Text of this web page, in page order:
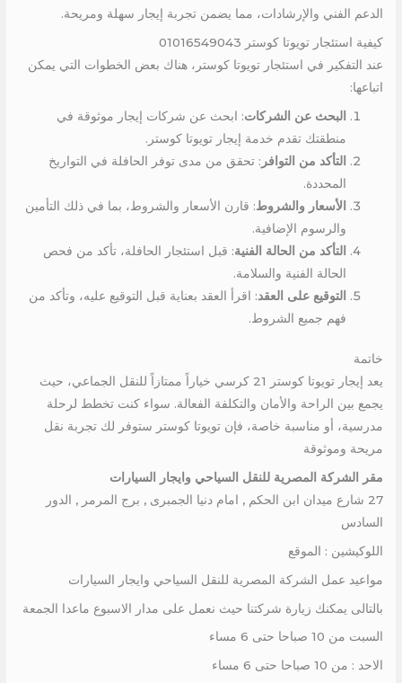
الدعم الفني والإرشادات، مما يضمن تجربة إيجار سهلة ومريحة.
كيفية استئجار تويوتا كوستر 01016549043
عند التفكير في استئجار تويوتا كوستر، هناك بعض الخطوات التي يمكن
اتباعها:
البحث عن الشركات: ابحث عن شركات إيجار موثوقة في
منطقتك تقدم خدمة إيجار تويوتا كوستر.
التأكد من التوافر : تحقق من مدى توفر الحافلة في التواريخ
المحددة.
الأسعار والشروط: قارن الأسعار والشروط، بما في ذلك التأمين
والرسوم الإضافية.
التأكد من الحالة الفنية: قبل استئجار الحافلة، تأكد من فحص
الحالة الفنية والسلامة.
التوقيع على العقد: اقرأ العقد بعناية قبل التوقيع عليه، وتأكد من
فهم جميع الشروط.
خاتمة
يعد إيجار تويوتا كوستر 21 كرسي خياراً ممتازاً للنقل الجماعي، حيث
يجمع بين الراحة والأمان والتكلفة الفعالة. سواء كنت تخطط لرحلة
مدرسية، أو مناسبة خاصة، فإن تويوتا كوستر ستوفر لك تجربة نقل
مريحة وموثوقة
مقر الشركة المصرية للنقل السياحي وايجار السيارات
27 شارع ميدان ابن الحكم , امام دنيا الجمبرى , برج المرمر , الدور
السادس
اللوكيشين : الموقع
مواعيد عمل الشركة المصرية للنقل السياحي وايجار السيارات
بالتالى يمكنك زيارة شركتنا حيث نعمل على مدار الاسبوع ماعدا الجمعة
السبت من 10 صباحا حتى 6 مساء
الاحد : من 10 صباحا حتى 6 مساء